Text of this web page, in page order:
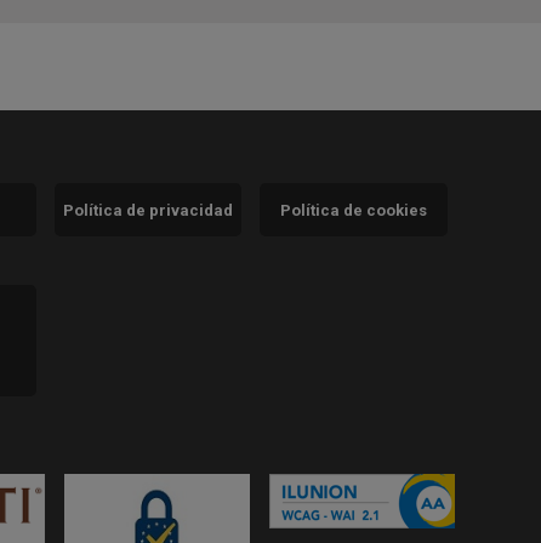
Política de privacidad Política de cookies